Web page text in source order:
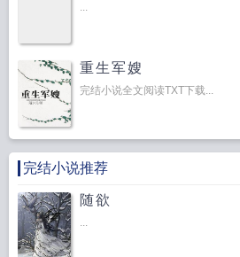
...
重生军嫂
完结小说全文阅读TXT下载...
完结小说推荐
随欲
...